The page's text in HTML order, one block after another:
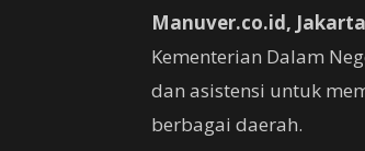
Manuver.co.id, Jakarta
Kementerian Dalam
dan asistensi untuk
berbagai daerah.